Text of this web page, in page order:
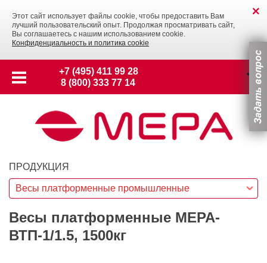
Этот сайт использует файлы cookie, чтобы предоставить Вам
лучший пользовательский опыт. Продолжая просматривать сайт,
Вы соглашаетесь с нашим использованием cookie.
Конфиденциальность и политика cookie
+7 (495) 411 99 28
8 (800) 333 77 14
ПРОДУКЦИЯ
Весы платформенные промышленные
Весы платформенные МЕРА-
ВТП-1/1.5, 1500кг